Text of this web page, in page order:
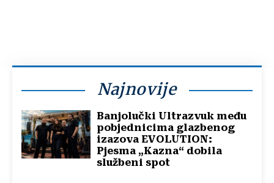
Najnovije
Banjolučki Ultrazvuk među
pobjednicima glazbenog
izazova EVOLUTION:
Pjesma „Kazna“ dobila
službeni spot